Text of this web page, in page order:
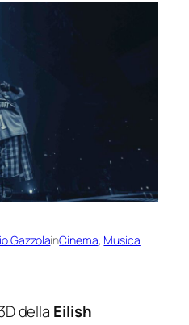
GazzolainCinema, Musica
della Eilish